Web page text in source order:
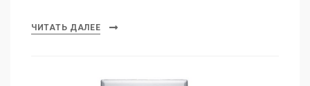
ЧИТАТЬ ДАЛЕЕ